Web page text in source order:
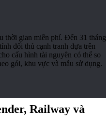
thời gian miễn phí. Đến 31 tháng
đối thủ cạnh tranh dựa trên
cấu hình tài nguyên có thể so
gói, khu vực và mẫu sử dụng.
Railway và